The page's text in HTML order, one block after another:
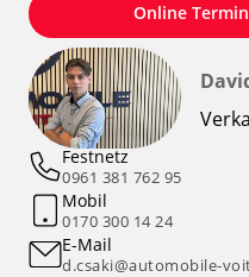
Online Termin
Festnetz
0961 381 762 95
Mobil
0170 300 14 24
E-Mail
d.csaki@automobile-